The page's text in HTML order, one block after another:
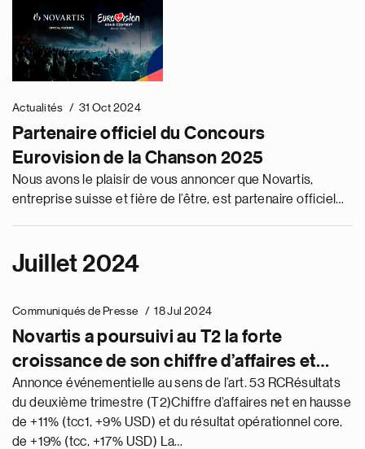
Actualités 31 Oct 2024
Partenaire officiel du Concours
Eurovision de la Chanson 2025
Nous avons le plaisir de vous annoncer que Novartis,
entreprise suisse et fière de l’être, est partenaire officiel
Juillet 2024
Communiqués de Presse 18 Jul 2024
Novartis a poursuivi au T2 la forte
croissance de son chiffre d’affaires et
l’expansion de sa marge core; hausse des
prévisions de son résultat opérationnel
core pour 2024
Annonce événementielle au sens de l’art. 53 RCRésultats
du deuxième trimestre (T2)Chiffre d’affaires net en hausse
de +11% (tcc1, +9% USD) et du résultat opérationnel core,
de +19% (tcc, +17% USD) La…